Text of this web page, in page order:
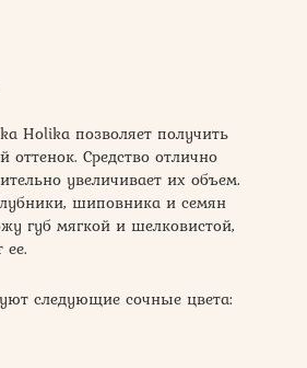
Holika позволяет получить
Средство отлично
увеличивает их объем.
шиповника и семян
губ мягкой и шелковистой,
следующие сочные цвета: